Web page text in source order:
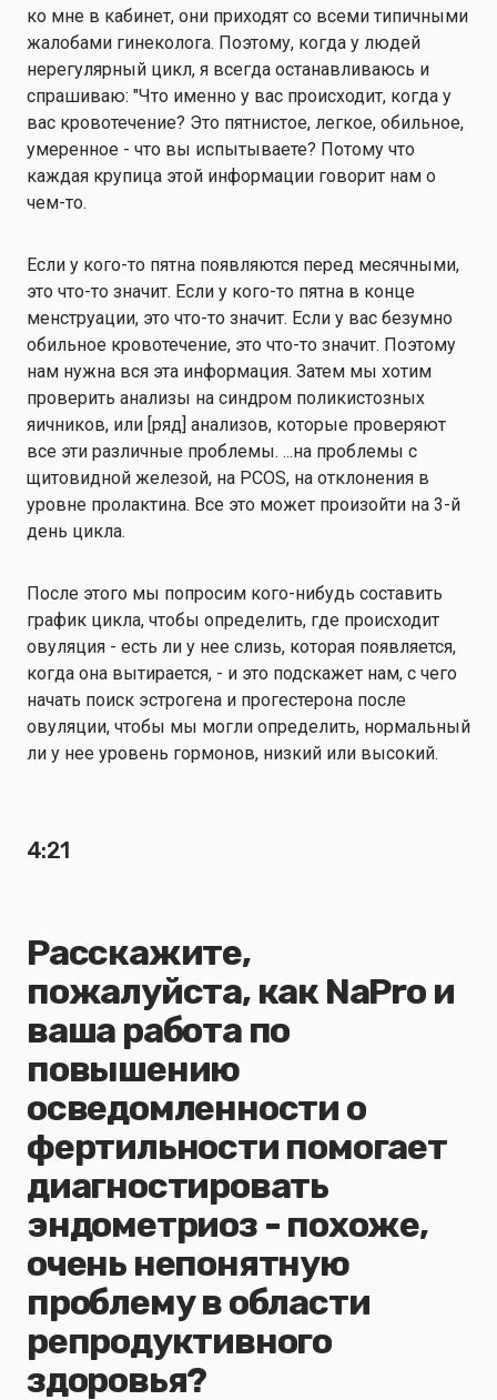
ко мне в кабинет, они приходят со всеми типичными
жалобами гинеколога. Поэтому, когда у людей
нерегулярный цикл, я всегда останавливаюсь и
спрашиваю: "Что именно у вас происходит, когда у
вас кровотечение? Это пятнистое, легкое, обильное,
умеренное - что вы испытываете? Потому что
каждая крупица этой информации говорит нам о
чем-то.
Если у кого-то пятна появляются перед месячными,
это что-то значит. Если у кого-то пятна в конце
менструации, это что-то значит. Если у вас безумно
обильное кровотечение, это что-то значит. Поэтому
нам нужна вся эта информация. Затем мы хотим
проверить анализы на синдром поликистозных
яичников, или [ряд] анализов, которые проверяют
все эти различные проблемы. ...на проблемы с
щитовидной железой, на PCOS, на отклонения в
уровне пролактина. Все это может произойти на 3-й
день цикла.
После этого мы попросим кого-нибудь составить
график цикла, чтобы определить, где происходит
овуляция - есть ли у нее слизь, которая появляется,
когда она вытирается, - и это подскажет нам, с чего
начать поиск эстрогена и прогестерона после
овуляции, чтобы мы могли определить, нормальный
ли у нее уровень гормонов, низкий или высокий.
4:21
Расскажите,
пожалуйста, как NaPro и
ваша работа по
повышению
осведомленности о
фертильности помогает
диагностировать
эндометриоз - похоже,
очень непонятную
проблему в области
репродуктивного
здоровья?